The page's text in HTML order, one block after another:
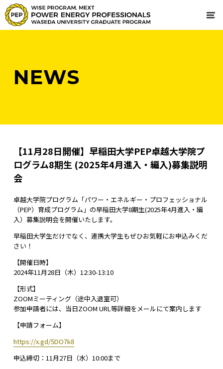
NEWS
【11月28日開催】早稲田大学PEP卓越大学院プ
ログラム8期生 (2025年4月進入・編入)募集説明
会
卓越大学院プログラム「パワー・エネルギー・プロフェッショナル
（PEP）育成プログラム」の早稲田大学8期生(2025年4月進入・編
入）募集説明会を開催いたします。
早稲田大学生だけでなく、連携大学生もぜひお気軽にお申込みくだ
さい！
【開催日時】
2024年11月28日（木）12:30-13:10
【形式】
ZOOMミーティング（途中入退室可）
参加申請者には、当日ZOOM URL等詳細をメールにて案内します
【申請フォーム】
https://x.gd/5DO7k8
申込締切：11月27日（水）10:00まで